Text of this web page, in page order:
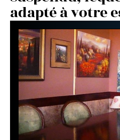
adapté à votre